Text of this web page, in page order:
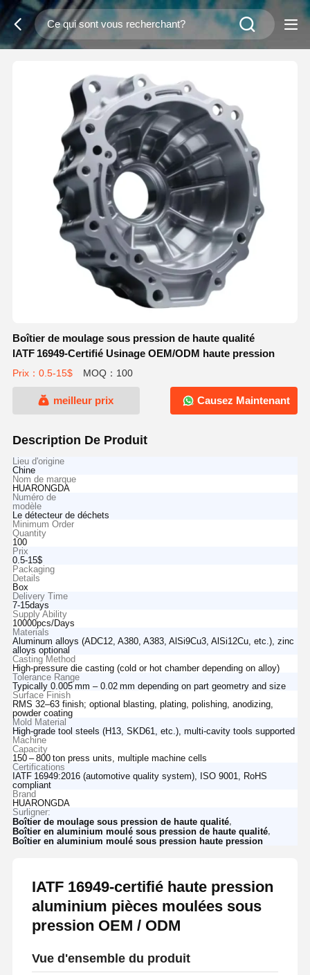
Boîtier de moulage sous pression de haute qualité
IATF 16949‑Certifié Usinage OEM/ODM haute pression
Prix：0.5-15$ MOQ：100
meilleur prix Causez Maintenant
Description De Produit
Lieu d'origine
Chine
Nom de marque
HUARONGDA
Numéro de
modèle
Le détecteur de déchets
Minimum Order
Quantity
100
Prix
0.5-15$
Packaging
Details
Box
Delivery Time
7-15days
Supply Ability
10000pcs/Days
Materials
Aluminum alloys (ADC12, A380, A383, AlSi9Cu3, AlSi12Cu, etc.), zinc
alloys optional
Casting Method
High-pressure die casting (cold or hot chamber depending on alloy)
Tolerance Range
Typically 0.005 mm – 0.02 mm depending on part geometry and size
Surface Finish
RMS 32–63 finish; optional blasting, plating, polishing, anodizing,
powder coating
Mold Material
High-grade tool steels (H13, SKD61, etc.), multi-cavity tools supported
Machine
Capacity
150 – 800 ton press units, multiple machine cells
Certifications
IATF 16949:2016 (automotive quality system), ISO 9001, RoHS
compliant
Brand
HUARONGDA
Surligner:
Boîtier de moulage sous pression de haute qualité,
Boîtier en aluminium moulé sous pression de haute qualité,
Boîtier en aluminium moulé sous pression haute pression
IATF 16949-certifié haute pression
aluminium pièces moulées sous
pression OEM / ODM
Vue d'ensemble du produit